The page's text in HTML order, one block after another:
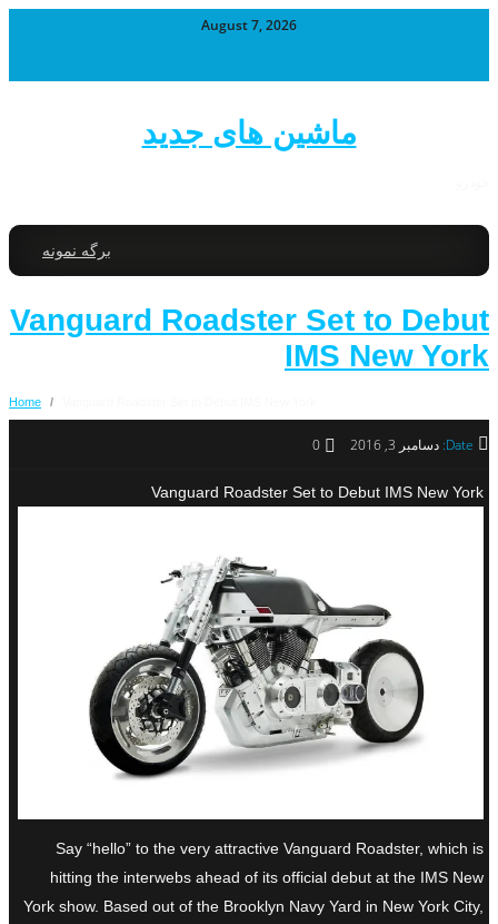
August 7, 2026
ماشین های جدید
برگه نمونه
Vanguard Roadster Set to Debut
IMS New York
Home /
Date: دسامبر 3, 2016 0
Vanguard Roadster Set to Debut IMS New York
Say “hello” to the very attractive Vanguard Roadster, which is
hitting the interwebs ahead of its official debut at the IMS New
York show. Based out of the Brooklyn Navy Yard in New York City,